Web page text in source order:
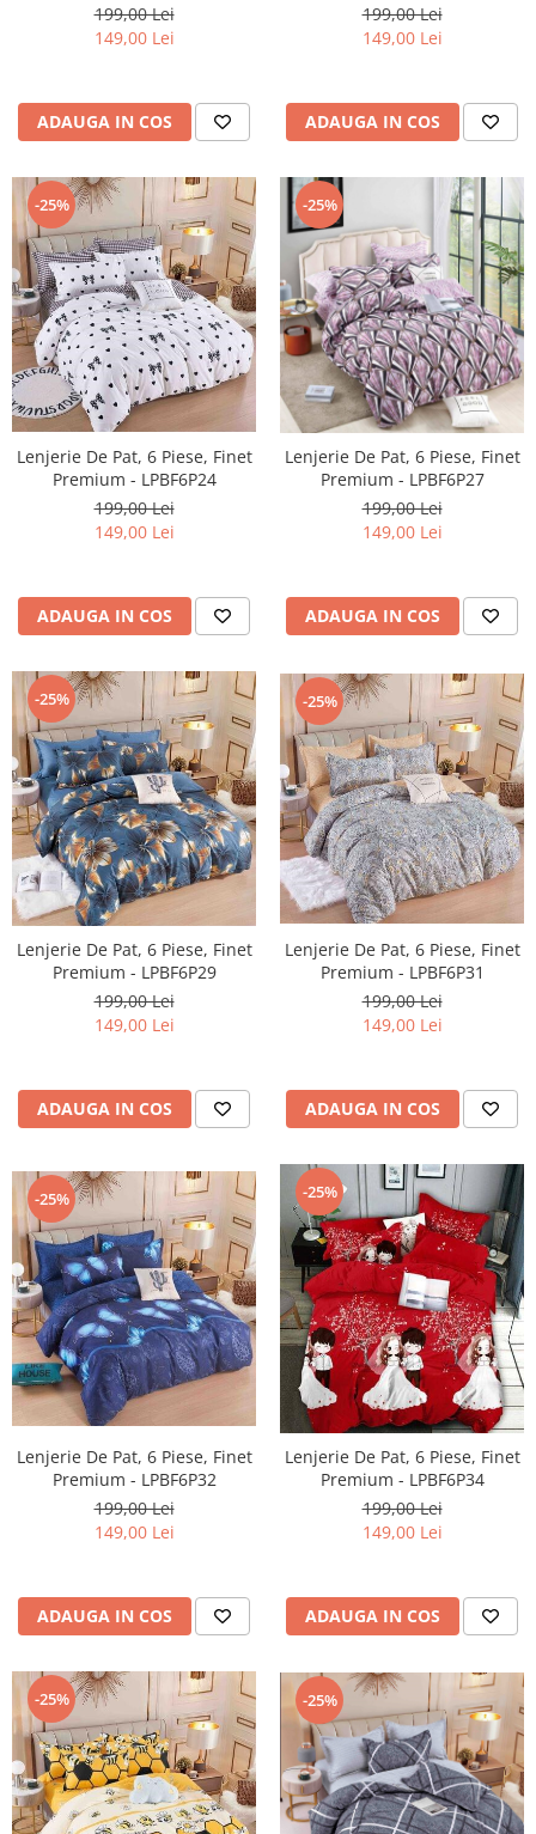
199,00 Lei
149,00 Lei
ADAUGA IN COS
199,00 Lei
149,00 Lei
ADAUGA IN COS
-25%
Lenjerie De Pat, 6 Piese, Finet
Premium - LPBF6P24
199,00 Lei
149,00 Lei
ADAUGA IN COS
-25%
Lenjerie De Pat, 6 Piese, Finet
Premium - LPBF6P27
199,00 Lei
149,00 Lei
ADAUGA IN COS
-25%
Lenjerie De Pat, 6 Piese, Finet
Premium - LPBF6P29
199,00 Lei
149,00 Lei
ADAUGA IN COS
-25%
Lenjerie De Pat, 6 Piese, Finet
Premium - LPBF6P31
199,00 Lei
149,00 Lei
ADAUGA IN COS
-25%
Lenjerie De Pat, 6 Piese, Finet
Premium - LPBF6P32
199,00 Lei
149,00 Lei
ADAUGA IN COS
-25%
Lenjerie De Pat, 6 Piese, Finet
Premium - LPBF6P34
199,00 Lei
149,00 Lei
ADAUGA IN COS
-25% -25%